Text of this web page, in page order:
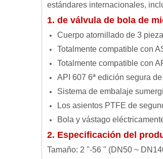
estándares internacionales,
1. de válvula de bola de
Cuerpo atornillado de 3
Totalmente compatible con
Totalmente compatible con
API 607 ​​6ª edición segura
Sistema de embalaje
Los asientos PTFE de
Bola y vástago
2. Especificación del
Tamaño: 2 ''-56 '' (DN50 ~